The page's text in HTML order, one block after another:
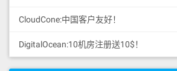
CloudCone:中国客户友好！
DigitalOcean:10机房注册送10$！